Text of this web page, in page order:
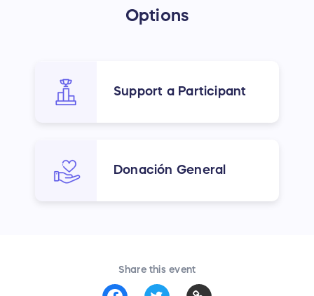
Options
Support a Participant
Donación General
Share this event